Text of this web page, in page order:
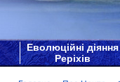
Еволюційні діяння
Реріхів